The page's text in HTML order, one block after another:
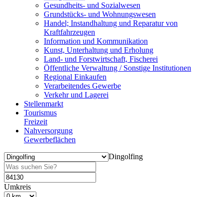
Gesundheits- und Sozialwesen
Grundstücks- und Wohnungswesen
Handel; Instandhaltung und Reparatur von
Kraftfahrzeugen
Information und Kommunikation
Kunst, Unterhaltung und Erholung
Land- und Forstwirtschaft, Fischerei
Öffentliche Verwaltung / Sonstige Institutionen
Regional Einkaufen
Verarbeitendes Gewerbe
Verkehr und Lagerei
Stellenmarkt
Tourismus
Freizeit
Nahversorgung
Gewerbeflächen
Dingolfing
Umkreis